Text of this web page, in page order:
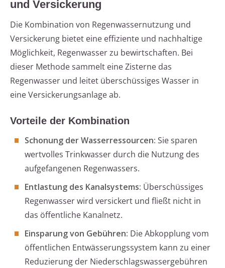
und Versickerung
Die Kombination von Regenwassernutzung und
Versickerung bietet eine effiziente und nachhaltige
Möglichkeit, Regenwasser zu bewirtschaften. Bei
dieser Methode sammelt eine Zisterne das
Regenwasser und leitet überschüssiges Wasser in
eine Versickerungsanlage ab.
Vorteile der Kombination
Schonung der Wasserressourcen: Sie sparen
wertvolles Trinkwasser durch die Nutzung des
aufgefangenen Regenwassers.
Entlastung des Kanalsystems: Überschüssiges
Regenwasser wird versickert und fließt nicht in
das öffentliche Kanalnetz.
Einsparung von Gebühren: Die Abkopplung vom
öffentlichen Entwässerungssystem kann zu einer
Reduzierung der Niederschlagswassergebühren